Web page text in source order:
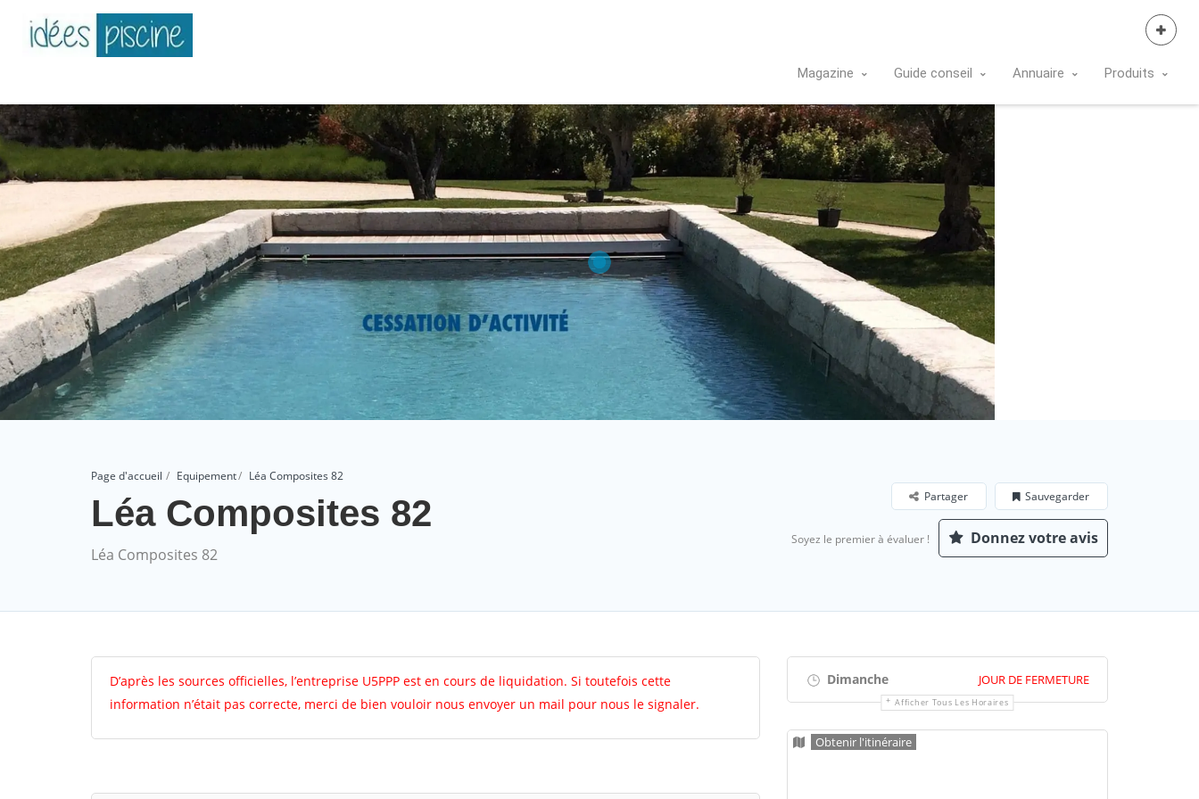
Magazine Guide conseil Annuaire Produits
Page d'accueil Equipement Léa Composites 82
Léa Composites 82
Léa Composites 82
Sauvegarder
Partager
Soyez le premier à évaluer ! Donnez votre avis
D’après les sources officielles, l’entreprise U5PPP est en cours de liquidation. Si toutefois cette
information n’était pas correcte, merci de bien vouloir nous envoyer un mail pour nous le signaler.
Dimanche JOUR DE FERMETURE
Afficher Tous Les Horaires
Obtenir l'itinéraire